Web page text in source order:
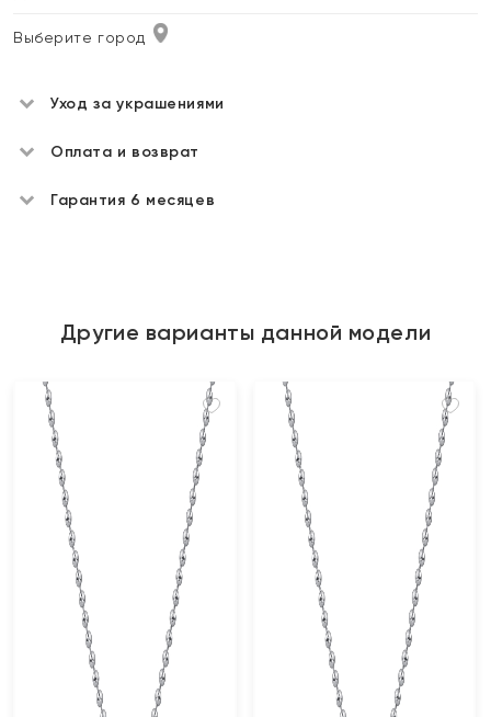
Выберите город
Уход за украшениями
Оплата и возврат
Гарантия 6 месяцев
Другие варианты данной модели